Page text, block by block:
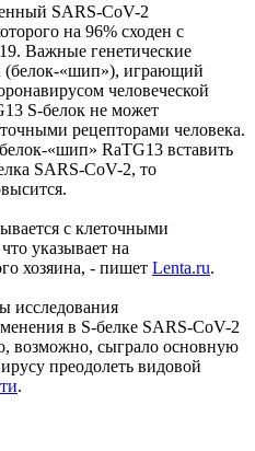
SARS-CoV-2
на 96% сходен с
Важные генетические
(белок-«шип»), играющий
человеческой
S-белок не может
рецепторами человека.
«шип» RaTG13 вставить
SARS-CoV-2, то
с клеточными
указывает на
хозяина, - пишет Lenta.ru.
исследования
в S-белке SARS-CoV-2
возможно, сыграло основную
преодолеть видовой
.